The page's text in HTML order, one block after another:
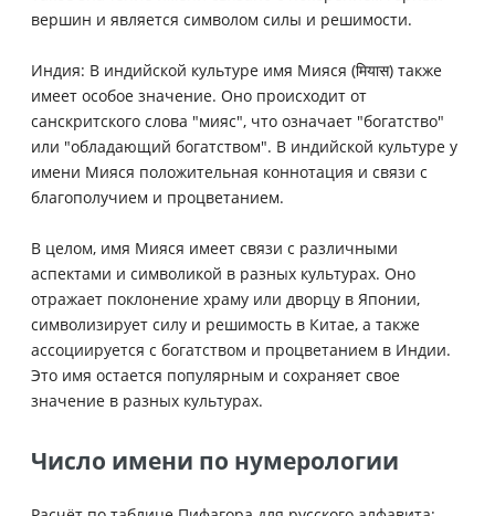
вершин и является символом силы и решимости.
Индия: В индийской культуре имя Мияся (मियास) также
имеет особое значение. Оно происходит от
санскритского слова "мияс", что означает "богатство"
или "обладающий богатством". В индийской культуре у
имени Мияся положительная коннотация и связи с
благополучием и процветанием.
В целом, имя Мияся имеет связи с различными
аспектами и символикой в разных культурах. Оно
отражает поклонение храму или дворцу в Японии,
символизирует силу и решимость в Китае, а также
ассоциируется с богатством и процветанием в Индии.
Это имя остается популярным и сохраняет свое
значение в разных культурах.
Число имени по нумерологии